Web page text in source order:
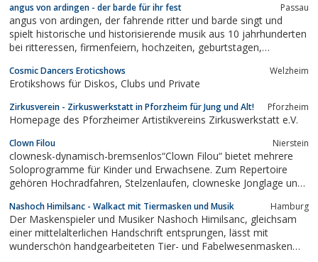
in Leipzig - Halle/Saale.Erleben Sie die verschiedenen
thematische Comedy-Dinnershows in...
angus von ardingen - der barde für ihr fest Passau
angus von ardingen, der fahrende ritter und barde singt und
spielt historische und historisierende musik aus 10 jahrhunderten
bei ritteressen, firmenfeiern, hochzeiten, geburtstagen,
Cosmic Dancers Eroticshows Welzheim
Erotikshows für Diskos, Clubs und Private
Zirkusverein - Zirkuswerkstatt in Pforzheim für Jung und Alt! Pforzheim
Homepage des Pforzheimer Artistikvereins Zirkuswerkstatt e.V.
Clown Filou Nierstein
clownesk-dynamisch-bremsenlos“Clown Filou“ bietet mehrere
Soloprogramme für Kinder und Erwachsene. Zum Repertoire
gehören Hochradfahren, Stelzenlaufen, clowneske Jonglage und
Seeräuberstreiche“, „Filous verzauberte
Zirkuswelt“.Erwachsenenprogramme: „Filous...
Nashoch Himilsanc - Walkact mit Tiermasken und Musik Hamburg
Der Maskenspieler und Musiker Nashoch Himilsanc, gleichsam
einer mittelalterlichen Handschrift entsprungen, lässt mit
wunderschön handgearbeiteten Tier- und Fabelwesenmasken